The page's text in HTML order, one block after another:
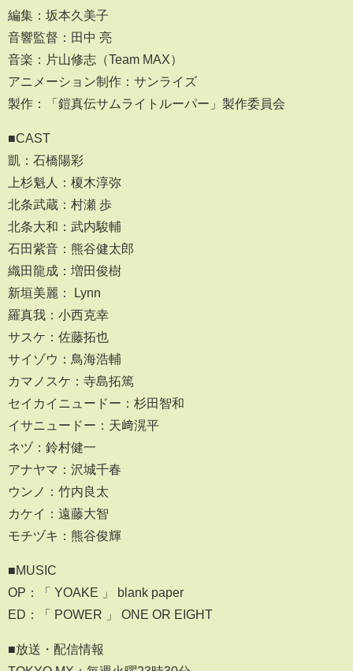
編集：坂本久美子
音響監督：田中 亮
音楽：片山修志（Team MAX）
アニメーション制作：サンライズ
製作：「鎧真伝サムライトルーパー」製作委員会
■CAST
凱：石橋陽彩
上杉魁人：榎木淳弥
北条武蔵：村瀬 歩
北条大和：武内駿輔
石田紫音：熊谷健太郎
織田龍成：増田俊樹
新垣美麗： Lynn
羅真我：小西克幸
サスケ：佐藤拓也
サイゾウ：鳥海浩輔
カマノスケ：寺島拓篤
セイカイニュードー：杉田智和
イサニュードー：天﨑滉平
ネヅ：鈴村健一
アナヤマ：沢城千春
ウンノ：竹内良太
カケイ：遠藤大智
モチヅキ：熊谷俊輝
■MUSIC
OP：「 YOAKE 」 blank paper
ED：「 POWER 」 ONE OR EIGHT
■放送・配信情報